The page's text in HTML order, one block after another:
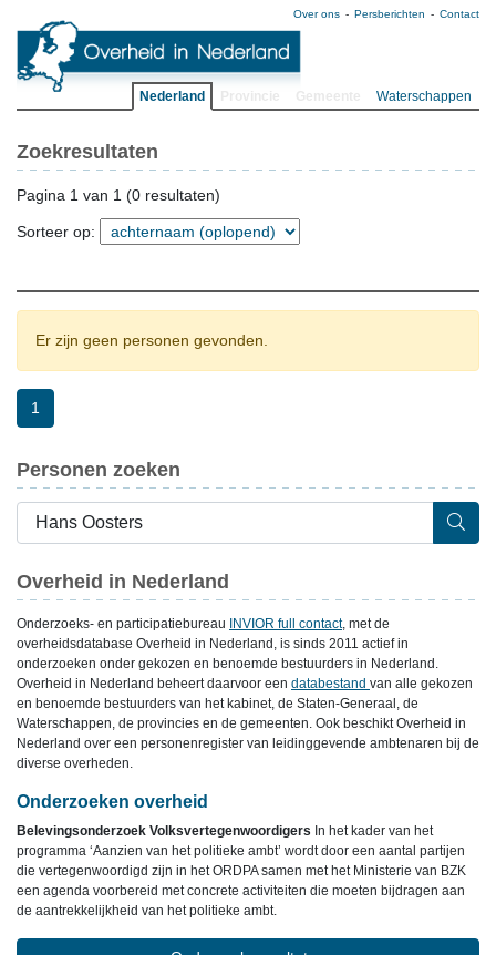
Over ons Persberichten Contact
Nederland Waterschappen
Zoekresultaten
Pagina 1 van 1 (0 resultaten)
Sorteer op:
Er zijn geen personen gevonden.
1
Personen zoeken
Overheid in Nederland
Onderzoeks- en participatiebureau INVIOR full contact, met de
overheidsdatabase Overheid in Nederland, is sinds 2011 actief in
onderzoeken onder gekozen en benoemde bestuurders in Nederland.
Overheid in Nederland beheert daarvoor een databestand van alle gekozen
en benoemde bestuurders van het kabinet, de Staten-Generaal, de
Waterschappen, de provincies en de gemeenten. Ook beschikt Overheid in
Nederland over een personenregister van leidinggevende ambtenaren bij de
diverse overheden.
Onderzoeken overheid
Belevingsonderzoek Volksvertegenwoordigers In het kader van het
programma ‘Aanzien van het politieke ambt’ wordt door een aantal partijen
die vertegenwoordigd zijn in het ORDPA samen met het Ministerie van BZK
een agenda voorbereid met concrete activiteiten die moeten bijdragen aan
de aantrekkelijkheid van het politieke ambt.